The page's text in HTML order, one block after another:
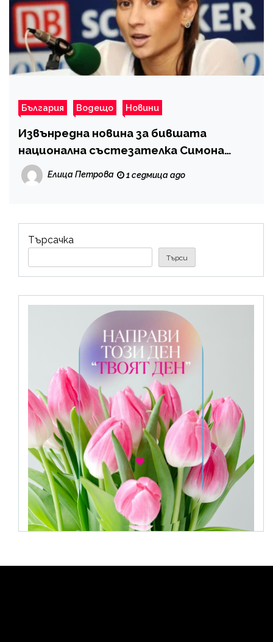
България Водещо Новини
Извънредна новина за бившата
национална състезателка Симона
Пейчева
Елица Петрова 1 седмица ago
Търсачка
Търси